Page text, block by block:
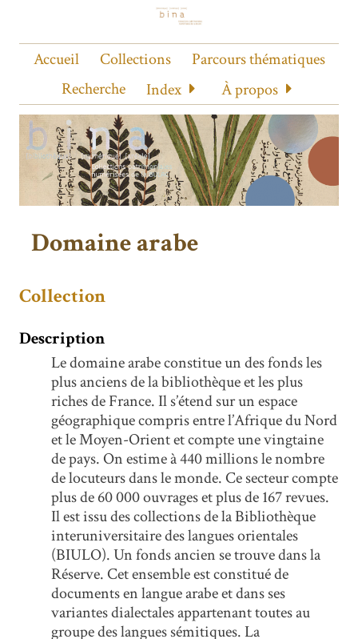
Accueil Collections
Parcours thématiques
Recherche
Index À propos
Domaine arabe
Collection
Description
Le domaine arabe constitue un des fonds les
plus anciens de la bibliothèque et les plus
riches de France. Il s’étend sur un espace
géographique compris entre l’Afrique du Nord
et le Moyen-Orient et compte une vingtaine
de pays. On estime à 440 millions le nombre
de locuteurs dans le monde. Ce secteur compte
plus de 60 000 ouvrages et plus de 167 revues.
Il est issu des collections de la Bibliothèque
interuniversitaire des langues orientales
(BIULO). Un fonds ancien se trouve dans la
Réserve. Cet ensemble est constitué de
documents en langue arabe et dans ses
variantes dialectales appartenant toutes au
groupe des langues sémitiques. La